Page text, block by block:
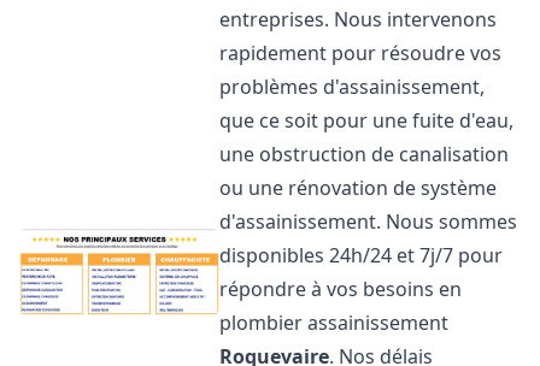
entreprises. Nous intervenons
rapidement pour résoudre vos
problèmes d'assainissement,
que ce soit pour une fuite d'eau,
une obstruction de canalisation
ou une rénovation de système
d'assainissement. Nous sommes
disponibles 24h/24 et 7j/7 pour
répondre à vos besoins en
plombier assainissement
Roquevaire. Nos délais